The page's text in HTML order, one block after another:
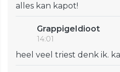
alles kan kapot!
GrappigeIdioot
14:01
heel veel triest denk ik.